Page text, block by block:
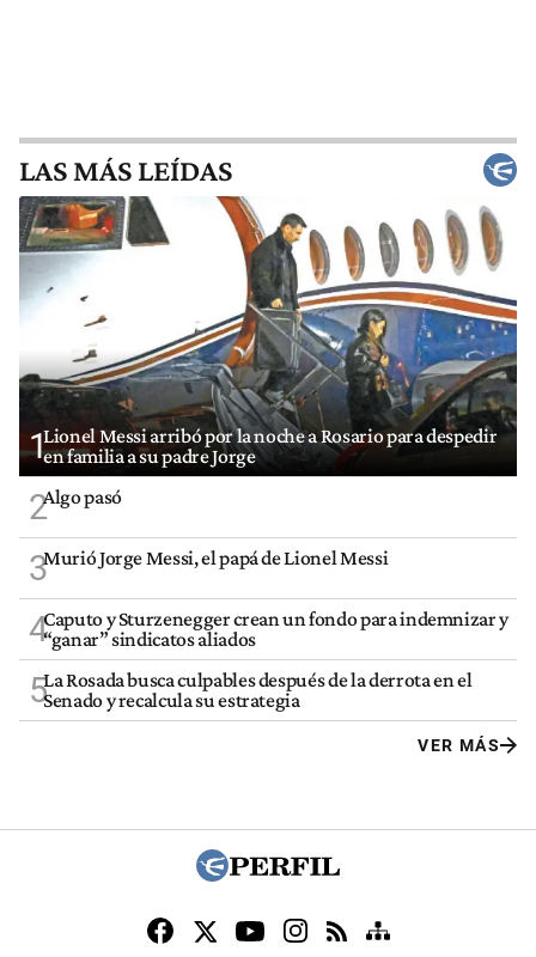
LAS MÁS LEÍDAS
1Lionel Messi arribó por la noche a Rosario para despedir
en familia a su padre Jorge
2Algo pasó
3Murió Jorge Messi, el papá de Lionel Messi
4Caputo y Sturzenegger crean un fondo para indemnizar y
“ganar” sindicatos aliados
5La Rosada busca culpables después de la derrota en el
Senado y recalcula su estrategia
VER MÁS